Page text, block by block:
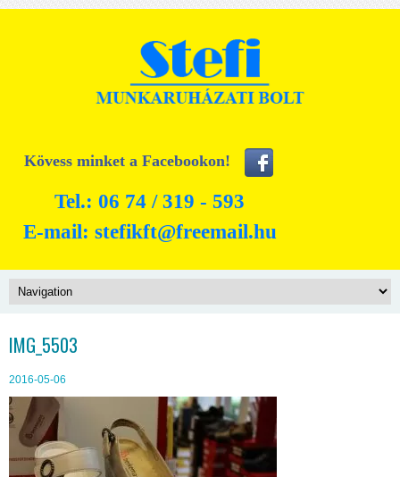
Kövess minket a Facebookon!
Tel.: 06 74 / 319 - 593
E-mail: stefikft@freemail.hu
IMG_5503
2016-05-06